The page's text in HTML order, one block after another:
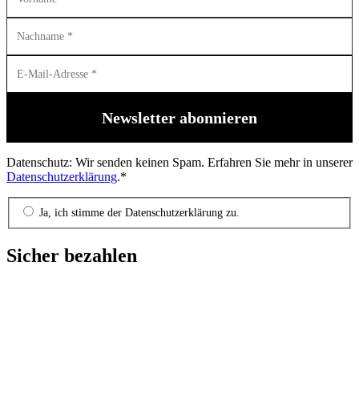
Datenschutz: Wir senden keinen Spam. Erfahren Sie mehr in unserer
Datenschutzerklärung.*
Ja, ich stimme der Datenschutzerklärung zu.
Sicher bezahlen